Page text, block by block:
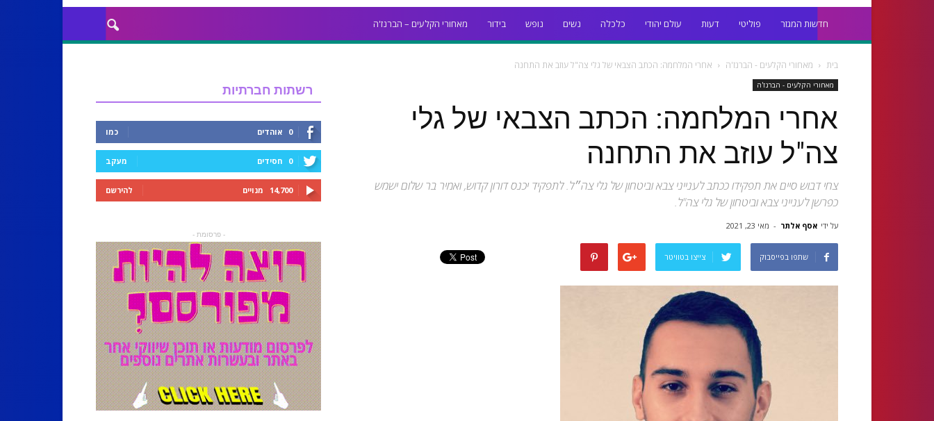
חדשות המגזר פוליטי דעות עולם יהודי כלכלה נשים נופש בידור מאחורי הקלעים – הברנז'ה
בית מאחורי הקלעים - הברנז'ה אחרי המלחמה: הכתב הצבאי של גלי צה"ל עוזב את התחנה
מאחורי הקלעים - הברנז'ה
אחרי המלחמה: הכתב הצבאי של גלי
צה"ל עוזב את התחנה
צחי דבוש סיים את תפקידו ככתב לענייני צבא וביטחון של גלי צה״ל. לתפקיד יכנס דורון קדוש, ואמיר בר שלום ישמש
כפרשן לענייני צבא וביטחון של גלי צה"ל.
על ידי אסף אלתר - מאי 23, 2021
שתפו בפייסבוק צייצו בטוויטר
רשתות חברתיות
0 אוהדים כמו
0 חסידים מעקב
14,700 מנויים להירשם
- פרסומת -